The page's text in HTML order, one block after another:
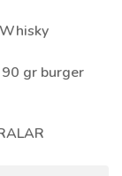
gr burger